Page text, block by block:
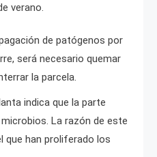
verano.
de patógenos por
será necesario quemar
la parcela.
indica que la parte
La razón de este
que han proliferado los